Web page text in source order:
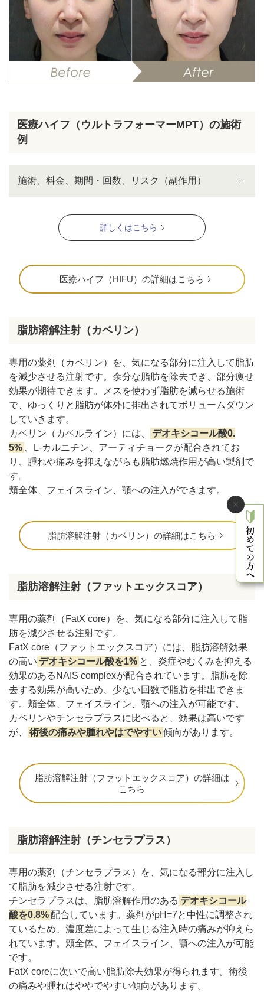
医療ハイフ（ウルトラフォーマーMPT）の施術
例
施術、料金、期間・回数、リスク（副作用）
詳しくはこちら
医療ハイフ（HIFU）の詳細はこちら
脂肪溶解注射（カベリン）
専用の薬剤（カベリン）を、気になる部分に注入して脂肪
を減少させる注射です。余分な脂肪を除去でき、部分痩せ
効果が期待できます。メスを使わず脂肪を減らせる施術
で、ゆっくりと脂肪が体外に排出されてボリュームダウン
していきます。
カベリン（カベルライン）には、
デオキシコール酸0.
5%
、L-カルニチン、アーティチョークが配合されてお
り、腫れや痛みを抑えながらも脂肪燃焼作用が高い製剤で
す。
頬全体、フェイスライン、顎への注入ができます。
脂肪溶解注射（カベリン）の詳細はこちら
脂肪溶解注射（ファットエックスコア）
専用の薬剤（FatX core）を、気になる部分に注入して脂
肪を減少させる注射です。
FatX core（ファットエックスコア）には、脂肪溶解効果
の高い デオキシコール酸を1% と、炎症やむくみを抑える
効果のあるNAIS complexが配合されています。脂肪を除
去する効果が高いため、少ない回数で脂肪を排出できま
す。頬全体、フェイスライン、顎への注入が可能です。
カベリンやチンセラプラスに比べると、効果は高いです
が、
術後の痛みや腫れやはでやすい傾向があります。
脂肪溶解注射（ファットエックスコア）の詳細は
こちら
脂肪溶解注射（チンセラプラス）
専用の薬剤（チンセラプラス）を、気になる部分に注入し
て脂肪を減少させる注射です。
チンセラプラスは、脂肪溶解作用のある デオキシコール
酸を0.8% 配合しています。薬剤がpH=7と中性に調整され
ているため、濃度差によって生じる注入時の痛みが抑えら
れています。頬全体、フェイスライン、顎への注入が可能
です。
FatX coreに次いで高い脂肪除去効果が得られます。術後
の痛みや腫れはややでやすい傾向があります。